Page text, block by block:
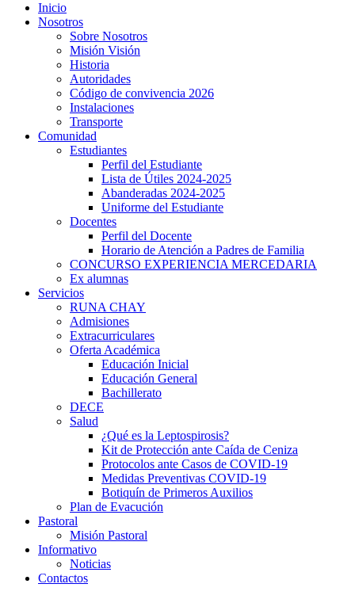
Inicio
Nosotros
Sobre Nosotros
Misión Visión
Historia
Autoridades
Código de convivencia 2026
Instalaciones
Transporte
Comunidad
Estudiantes
Perfil del Estudiante
Lista de Útiles 2024-2025
Abanderadas 2024-2025
Uniforme del Estudiante
Docentes
Perfil del Docente
Horario de Atención a Padres de Familia
CONCURSO EXPERIENCIA MERCEDARIA
Ex alumnas
Servicios
RUNA CHAY
Admisiones
Extracurriculares
Oferta Académica
Educación Inicial
Educación General
Bachillerato
DECE
Salud
¿Qué es la Leptospirosis?
Kit de Protección ante Caída de Ceniza
Protocolos ante Casos de COVID-19
Medidas Preventivas COVID-19
Botiquín de Primeros Auxilios
Plan de Evacución
Pastoral
Misión Pastoral
Informativo
Noticias
Contactos